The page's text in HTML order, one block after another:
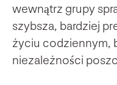
wewnątrz grupy
szybsza, bardziej
życiu codziennym,
niezależności